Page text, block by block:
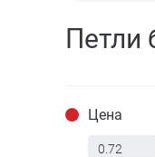
Петли
Цена